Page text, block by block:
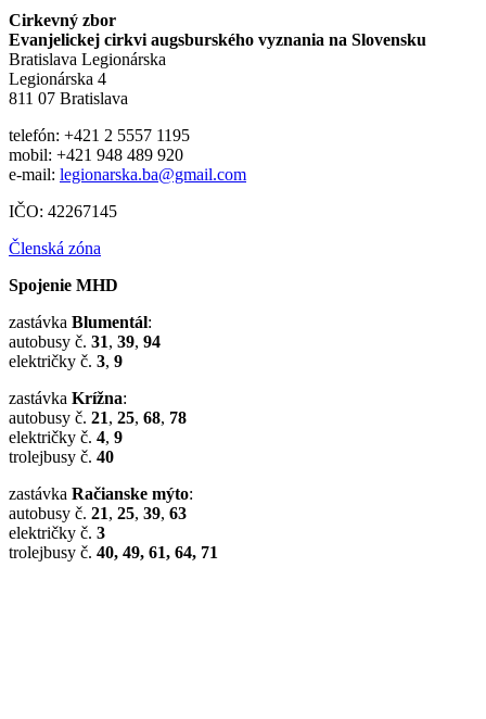
Cirkevný zbor
Evanjelickej cirkvi augsburského vyznania na Slovensku
Bratislava Legionárska
Legionárska 4
811 07 Bratislava
telefón: +421 2 5557 1195
mobil: +421 948 489 920
e-mail: legionarska.ba@gmail.com
IČO: 42267145
Členská zóna
Spojenie MHD
zastávka Blumentál:
autobusy č. 31, 39, 94
električky č. 3, 9
zastávka Krížna:
autobusy č. 21, 25, 68, 78
električky č. 4, 9
trolejbusy č. 40
zastávka Račianske mýto:
autobusy č. 21, 25, 39, 63
električky č. 3
trolejbusy č. 40, 49, 61, 64, 71